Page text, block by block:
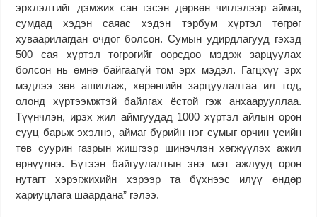
эрхлэлтийг дэмжих сан гэсэн дөрвөн чиглэлээр аймаг,
сумдад хэдэн саяас хэдэн тэрбум хүртэл төгрөг
хуваарилагдан очдог болсон. Сумын удирдлагууд гэхэд
500 сая хүртэл төгрөгийг өөрсдөө мэдэж зарцуулах
болсон нь өмнө байгаагүй том эрх мэдэл. Гагцхүү эрх
мэдлээ зөв ашиглаж, хөрөнгийн зарцуулалтаа ил тод,
олонд хүртээмжтэй байлгах ёстой гэж анхаарууллаа.
Түүнчлэн, ирэх жил аймгуудад 1000 хүртэл айлын орон
сууц барьж эхэлнэ, аймаг бүрийн нэг сумыг орчин үеийн
төв суурин газрын жишгээр шинэчлэн хөгжүүлэх ажил
өрнүүлнэ. Бүтээн байгуулалтын энэ мэт ажлууд орон
нутагт хэрэгжихийн хэрээр та бүхнээс илүү өндөр
хариуцлага шаардана” гэлээ.